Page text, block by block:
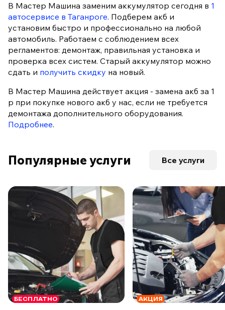
В Мастер Машина заменим аккумулятор сегодня в 1
автосервисе в Таганроге. Подберем акб и
установим быстро и профессионально на любой
автомобиль. Работаем с соблюдением всех
регламентов: демонтаж, правильная установка и
проверка всех систем. Старый аккумулятор можно
сдать и получить скидку на новый.
В Мастер Машина действует акция - замена акб за 1
р при покупке нового акб у нас, если не требуется
демонтажа дополнительного оборудования.
Подробнее.
Популярные услуги Все услуги
БЕСПЛАТНО АКЦИЯ